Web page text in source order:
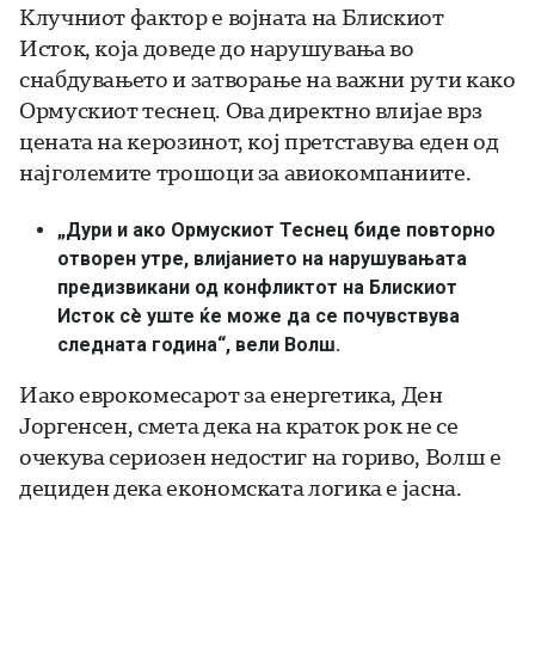
Клучниот фактор е војната на Блискиот
Исток, која доведе до нарушувања во
снабдувањето и затворање на важни рути како
Ормускиот теснец. Ова директно влијае врз
цената на керозинот, кој претставува еден од
најголемите трошоци за авиокомпаниите.
„Дури и ако Ормускиот Теснец биде повторно
отворен утре, влијанието на нарушувањата
предизвикани од конфликтот на Блискиот
Исток сè уште ќе може да се почувствува
следната година“, вели Волш.
Иако еврокомесарот за енергетика, Ден
Јоргенсен, смета дека на краток рок не се
очекува сериозен недостиг на гориво, Волш е
дециден дека економската логика е јасна.